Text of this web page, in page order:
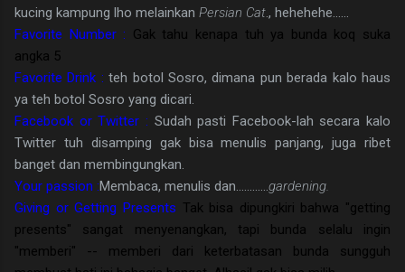
kucing kampung lho melainkan Persian Cat., hehehehe......
Favorite Number : Gak tahu kenapa tuh ya bunda koq suka
angka 5
Favorite Drink : teh botol Sosro, dimana pun berada kalo haus
ya teh botol Sosro yang dicari.
Facebook or Twitter : Sudah pasti Facebook-lah secara kalo
Twitter tuh disamping gak bisa menulis panjang, juga ribet
banget dan membingungkan.
Your passion :Membaca, menulis dan............ gardening.
Giving or Getting Presents Tak bisa dipungkiri bahwa "getting
presents" sangat menyenangkan, tapi bunda selalu ingin
"memberi" -- memberi dari keterbatasan bunda sungguh